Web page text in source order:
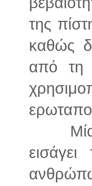
της
καθώς
από τη